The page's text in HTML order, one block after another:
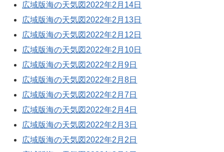
広域版海の天気図2022年2月14日
広域版海の天気図2022年2月13日
広域版海の天気図2022年2月12日
広域版海の天気図2022年2月10日
広域版海の天気図2022年2月9日
広域版海の天気図2022年2月8日
広域版海の天気図2022年2月7日
広域版海の天気図2022年2月4日
広域版海の天気図2022年2月3日
広域版海の天気図2022年2月2日